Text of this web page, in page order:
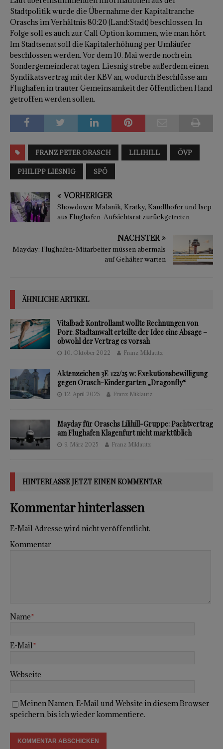
Stadtpolitik wurde die Übernahme der Kapitaltranche
Oraschs im Verhältnis 80:20 (Land:Stadt) beschlossen. In
Folge soll es auch zur Call Option kommen, wie man hört.
Im Stadtsenat soll die Kapitalerhöhung per Umläufer
beschlossen werden. Vor dem 10. Mai werde noch ein
Sondergemeinderat tagen. Liesnig strebe außerdem einen
Syndikatsvertrag mit der KBV an, wodurch Beschlüsse am
Flughafen in trauter Gemeinsamkeit der öffentlichen Hand
getroffen werden sollen.
FRANZ PETER ORASCH LILIHILL ÖVP
PHILIPP LIESNIG SPÖ
VORHERIGER
Showdown: Malanik, Kratky, Kandlhofer und Isep
aus Flughafen-Aufsichtsrat zurückgetreten
NÄCHSTER
Mayday: Flughafen-Mitarbeiter müssen abermals
auf Gehälter warten
ÄHNLICHE ARTIKEL
Vitalbad: Kontrollamt wollte Rechnungen von
Porr. Stadtanwalt erteilte der Idee eine Absage –
obwohl der Vertrag es vorsah
10. Oktober 2022 Franz Miklautz
Aktenzeichen 3E 122/25 w: Exekutionsbewilligung
gegen Orasch-Kindergarten „Dragonfly“
12. April 2025 Franz Miklautz
Mayday für Oraschs Lilihill-Gruppe: Pachtvertrag
am Flughafen Klagenfurt nicht marktüblich
9. März 2025 Franz Miklautz
HINTERLASSE JETZT EINEN KOMMENTAR
Kommentar hinterlassen
E-Mail Adresse wird nicht veröffentlicht.
Kommentar
Name*
E-Mail*
Webseite
Meinen Namen, E-Mail und Website in diesem Browser
speichern, bis ich wieder kommentiere.